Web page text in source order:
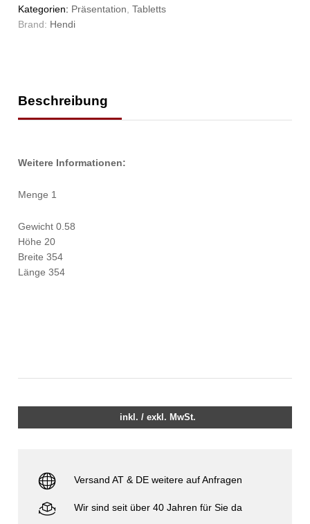
Kategorien: Präsentation ,Tabletts
Brand: Hendi
Beschreibung
Weitere Informationen:
Menge 1
Gewicht 0.58
Höhe 20
Breite 354
Länge 354
inkl. / exkl. MwSt.
Versand AT & DE weitere auf Anfragen
Wir sind seit über 40 Jahren für Sie da